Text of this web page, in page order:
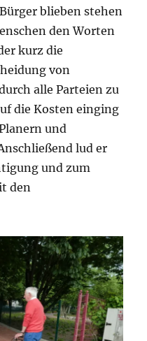
blieben stehen
den Worten
kurz die
von
alle Parteien zu
die Kosten einging
und
lud er
und zum
den